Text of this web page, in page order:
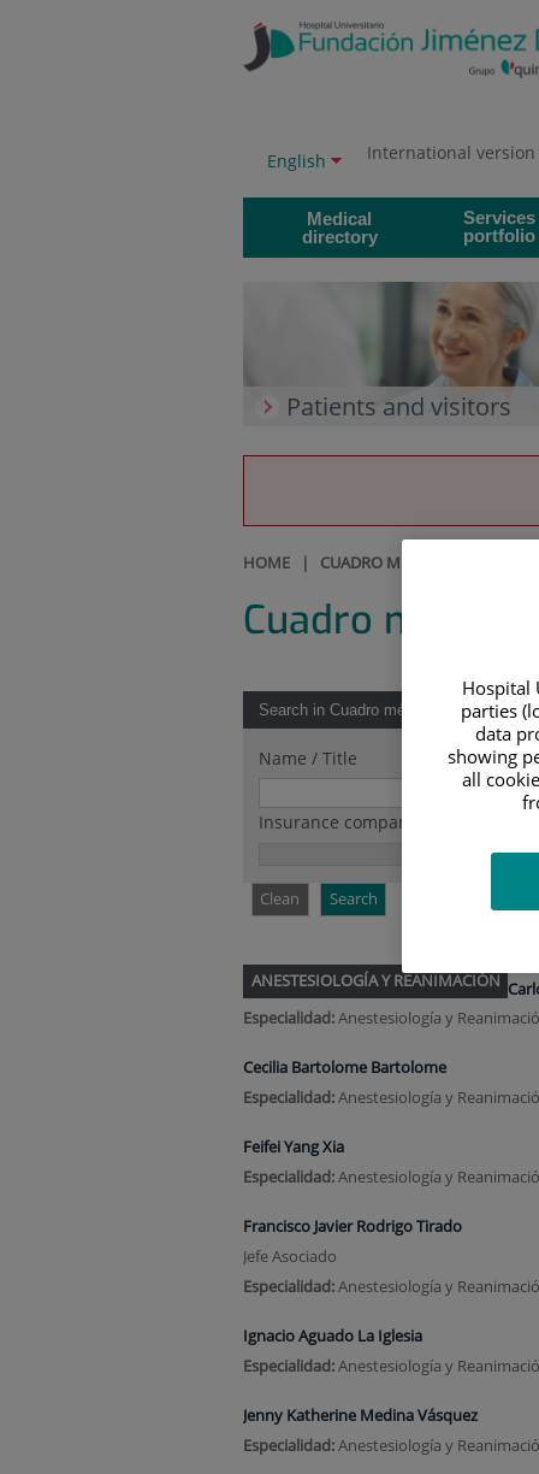
to
content
Language
Active
English International version
Medical
directory
Services
portfolio
Patients and visitors
HOME | CUADRO MÉDICO
Cuadro médico
Search in Cuadro médico
Name / Title
Insurance companies
Clean Search
ANESTESIOLOGÍA Y REANIMACIÓN
Especialidad:Anestesiología y
Cecilia Bartolome Bartolome
Especialidad:Anestesiología y
Feifei Yang Xia
Especialidad:Anestesiología y
Francisco Javier Rodrigo Tirado
Jefe Asociado
Especialidad:Anestesiología y
Ignacio Aguado La Iglesia
Especialidad:Anestesiología y
Jenny Katherine Medina Vásquez
Especialidad:Anestesiología y
Hospital
parties
data
showing
all